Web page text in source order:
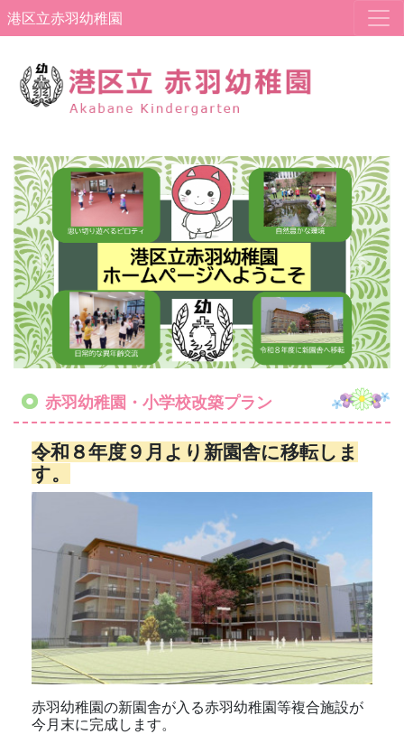
港区立赤羽幼稚園
Previous Next
赤羽幼稚園・小学校改築プラン
令和８年度９月より新園舎に移転しま
す。
赤羽幼稚園の新園舎が入る赤羽幼稚園等複合施設が
今月末に完成します。